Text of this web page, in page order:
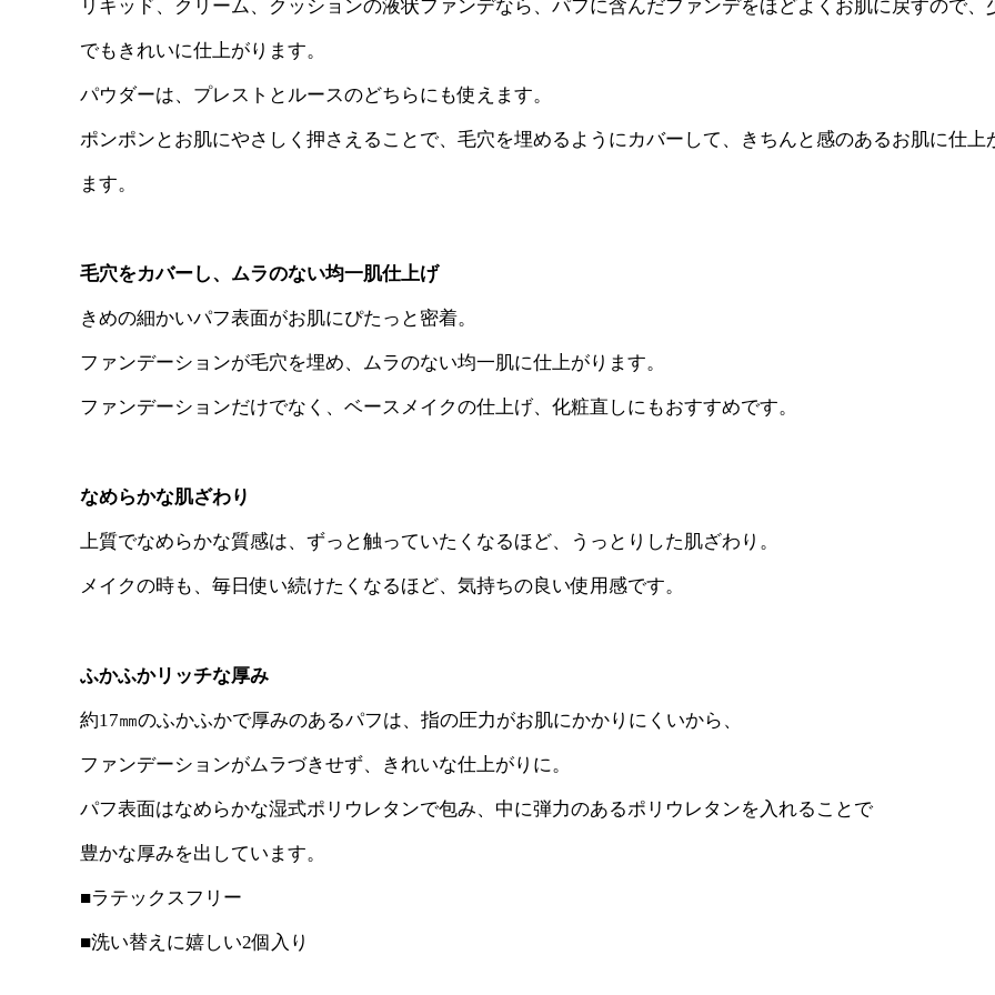
リキッド、クリーム、クッションの液状ファンデなら、パフに含んだファンデをほどよくお肌に戻すので、
でもきれいに仕上がります。
パウダーは、プレストとルースのどちらにも使えます。
ポンポンとお肌にやさしく押さえることで、毛穴を埋めるようにカバーして、きちんと感のあるお肌に仕上
ます。
毛穴をカバーし、ムラのない均一肌仕上げ
きめの細かいパフ表面がお肌にぴたっと密着。
ファンデーションが毛穴を埋め、ムラのない均一肌に仕上がります。
ファンデーションだけでなく、ベースメイクの仕上げ、化粧直しにもおすすめです。
なめらかな肌ざわり
上質でなめらかな質感は、ずっと触っていたくなるほど、うっとりした肌ざわり。
メイクの時も、毎日使い続けたくなるほど、気持ちの良い使用感です。
ふかふかリッチな厚み
約17㎜のふかふかで厚みのあるパフは、指の圧力がお肌にかかりにくいから、
ファンデーションがムラづきせず、きれいな仕上がりに。
パフ表面はなめらかな湿式ポリウレタンで包み、中に弾力のあるポリウレタンを入れることで
豊かな厚みを出しています。
■ラテックスフリー
■洗い替えに嬉しい2個入り